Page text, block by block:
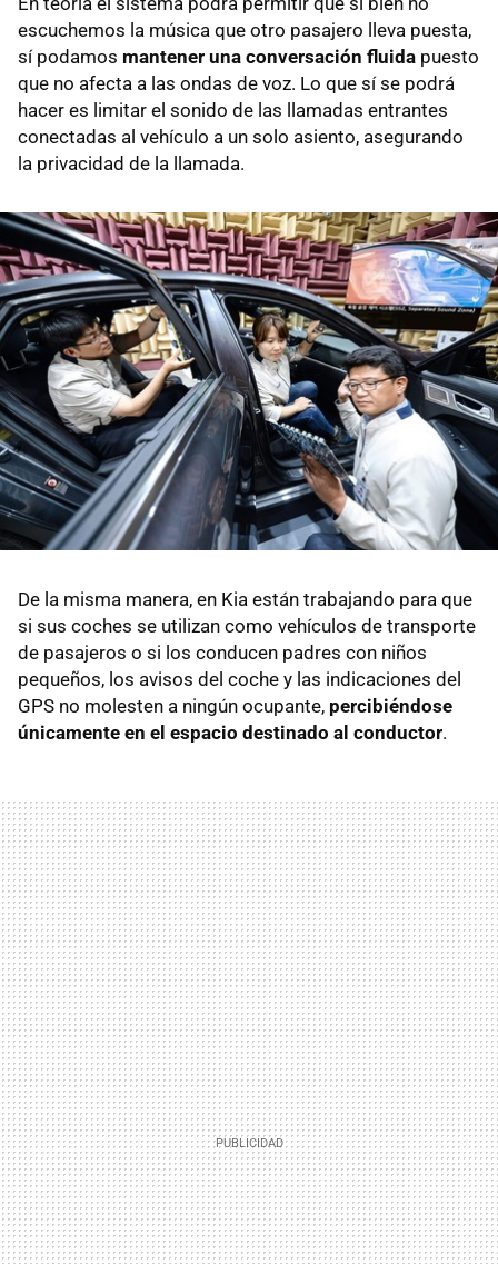
escuchemos la música que otro pasajero lleva puesta,
sí podamos mantener una conversación fluida puesto
que no afecta a las ondas de voz. Lo que sí se podrá
hacer es limitar el sonido de las llamadas entrantes
conectadas al vehículo a un solo asiento, asegurando
la privacidad de la llamada.
De la misma manera, en Kia están trabajando para que
si sus coches se utilizan como vehículos de transporte
de pasajeros o si los conducen padres con niños
pequeños, los avisos del coche y las indicaciones del
GPS no molesten a ningún ocupante, percibiéndose
únicamente en el espacio destinado al conductor.